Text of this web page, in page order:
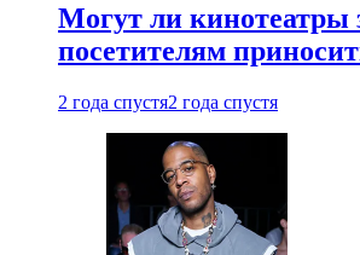
Могут ли кинотеатры
посетителям
2 года спустя2 года спустя